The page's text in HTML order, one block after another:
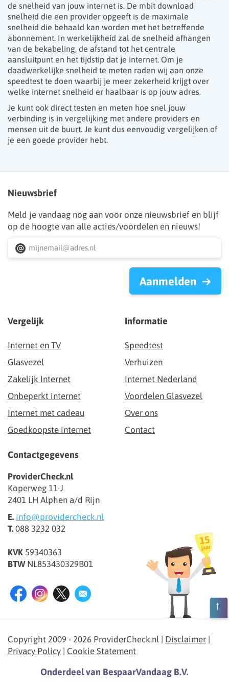
de snelheid van jouw internet is. De mbit download
snelheid die een provider opgeeft is de maximale
snelheid die behaald kan worden met het betreffende
abonnement. In werkelijkheid zal de snelheid afhangen
van de bekabeling, de afstand tot het centrale
aansluitpunt en het tijdstip dat je internet. Om je
daadwerkelijke snelheid te meten raden wij aan onze
speedtest te doen waarbij je meer zekerheid krijgt over
welke internet snelheid er haalbaar is op jouw adres.
Je kunt ook direct testen en meten hoe snel jouw
verbinding is in vergelijking met andere providers en
mensen uit de buurt. Je kunt dus eenvoudig vergelijken of
je een goede provider hebt.
Nieuwsbrief
Meld je vandaag nog aan voor onze nieuwsbrief en blijf
op de hoogte van alle acties/voordelen en nieuws!
Aanmelden
Contactgegevens
ProviderCheck.nl
Koperweg 11-J
2401 LH Alphen a/d Rijn
E. info@providercheck.nl
T. 088 3232 032
KVK 59340363
BTWNL853430329B01
Vergelijk
Internet en TV
Glasvezel
Zakelijk Internet
Onbeperkt internet
Internet met cadeau
Goedkoopste internet
Informatie
Speedtest
Verhuizen
Internet Nederland
Voordelen Glasvezel
Over ons
Contact
Copyright 2009 - 2026 ProviderCheck.nl | Disclaimer |
Privacy Policy | Cookie Statement
Onderdeel van BespaarVandaag B.V.